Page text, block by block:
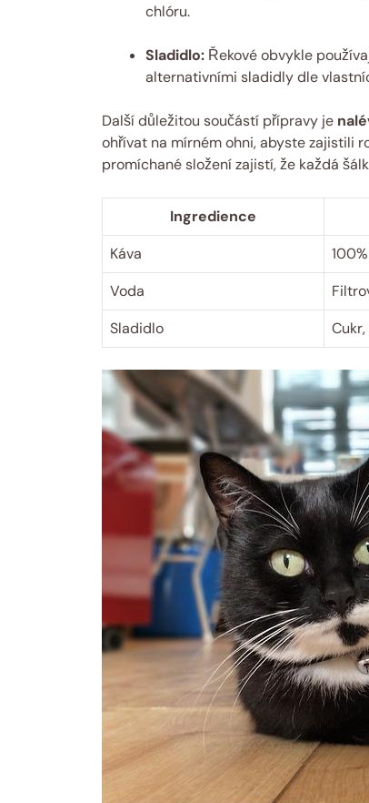
chlóru.
Sladidlo: Řekové obvykle
alternativními sladidly dle
Další důležitou součástí přípravy je
ohřívat na mírném ohni, abyste zajistili
promíchané složení zajistí, že každá
Ingredience
Káva
Voda
Sladidlo